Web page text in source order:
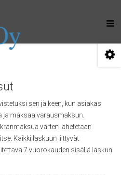
sen jälkeen, kun asiakas
ja maksaa varausmaksun.
varten lähetetään
Kaikki laskuun liittyvät
7 vuorokauden sisällä laskun